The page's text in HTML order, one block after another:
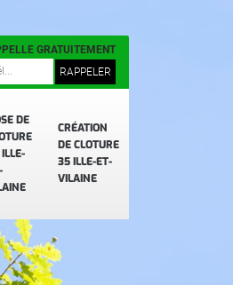
DE
CRÉATION
DE CLOTURE
35 ILLE-ET-
VILAINE
GRATUITEMENT